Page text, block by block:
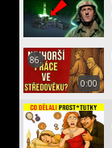
0:00
86.